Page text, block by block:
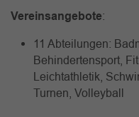
Vereinsangebote:
11 Abteilungen:
Behindertensport,
Leichtathletik,
Turnen, Volleyball